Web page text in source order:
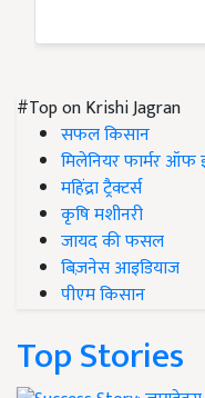
#Top on Krishi Jagran
सफल किसान
मिलेनियर फार्मर ऑफ
महिंद्रा ट्रैक्टर्स
कृषि मशीनरी
जायद की फसल
बिज़नेस आइडियाज
पीएम किसान
Top Stories